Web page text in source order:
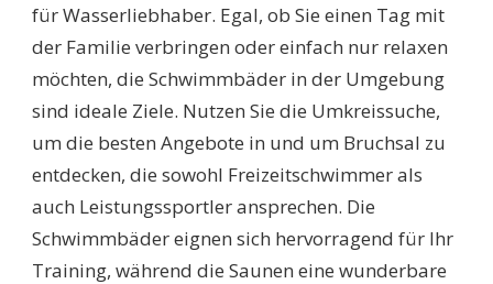
für Wasserliebhaber. Egal, ob Sie einen Tag mit
der Familie verbringen oder einfach nur relaxen
möchten, die Schwimmbäder in der Umgebung
sind ideale Ziele. Nutzen Sie die Umkreissuche,
um die besten Angebote in und um Bruchsal zu
entdecken, die sowohl Freizeitschwimmer als
auch Leistungssportler ansprechen. Die
Schwimmbäder eignen sich hervorragend für Ihr
Training, während die Saunen eine wunderbare